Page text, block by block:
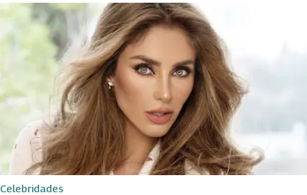
Celebridades